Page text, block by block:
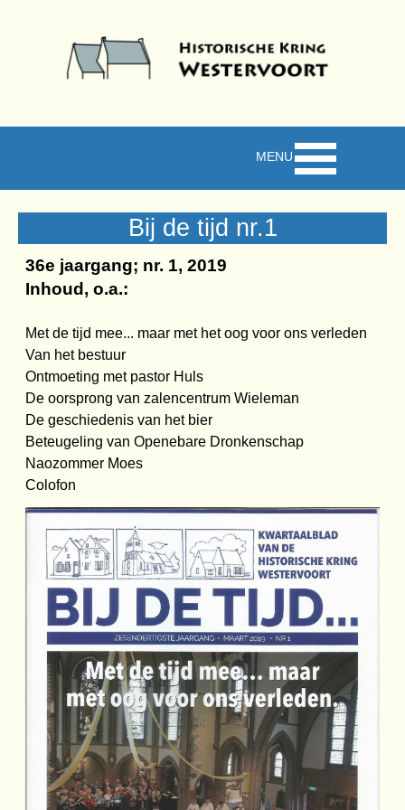
Bij de tijd nr.1
36e jaargang; nr. 1, 2019
Inhoud, o.a.:
Met de tijd mee... maar met het oog voor ons verleden
Van het bestuur
Ontmoeting met pastor Huls
De oorsprong van zalencentrum Wieleman
De geschiedenis van het bier
Beteugeling van Openebare Dronkenschap
Naozommer Moes
Colofon